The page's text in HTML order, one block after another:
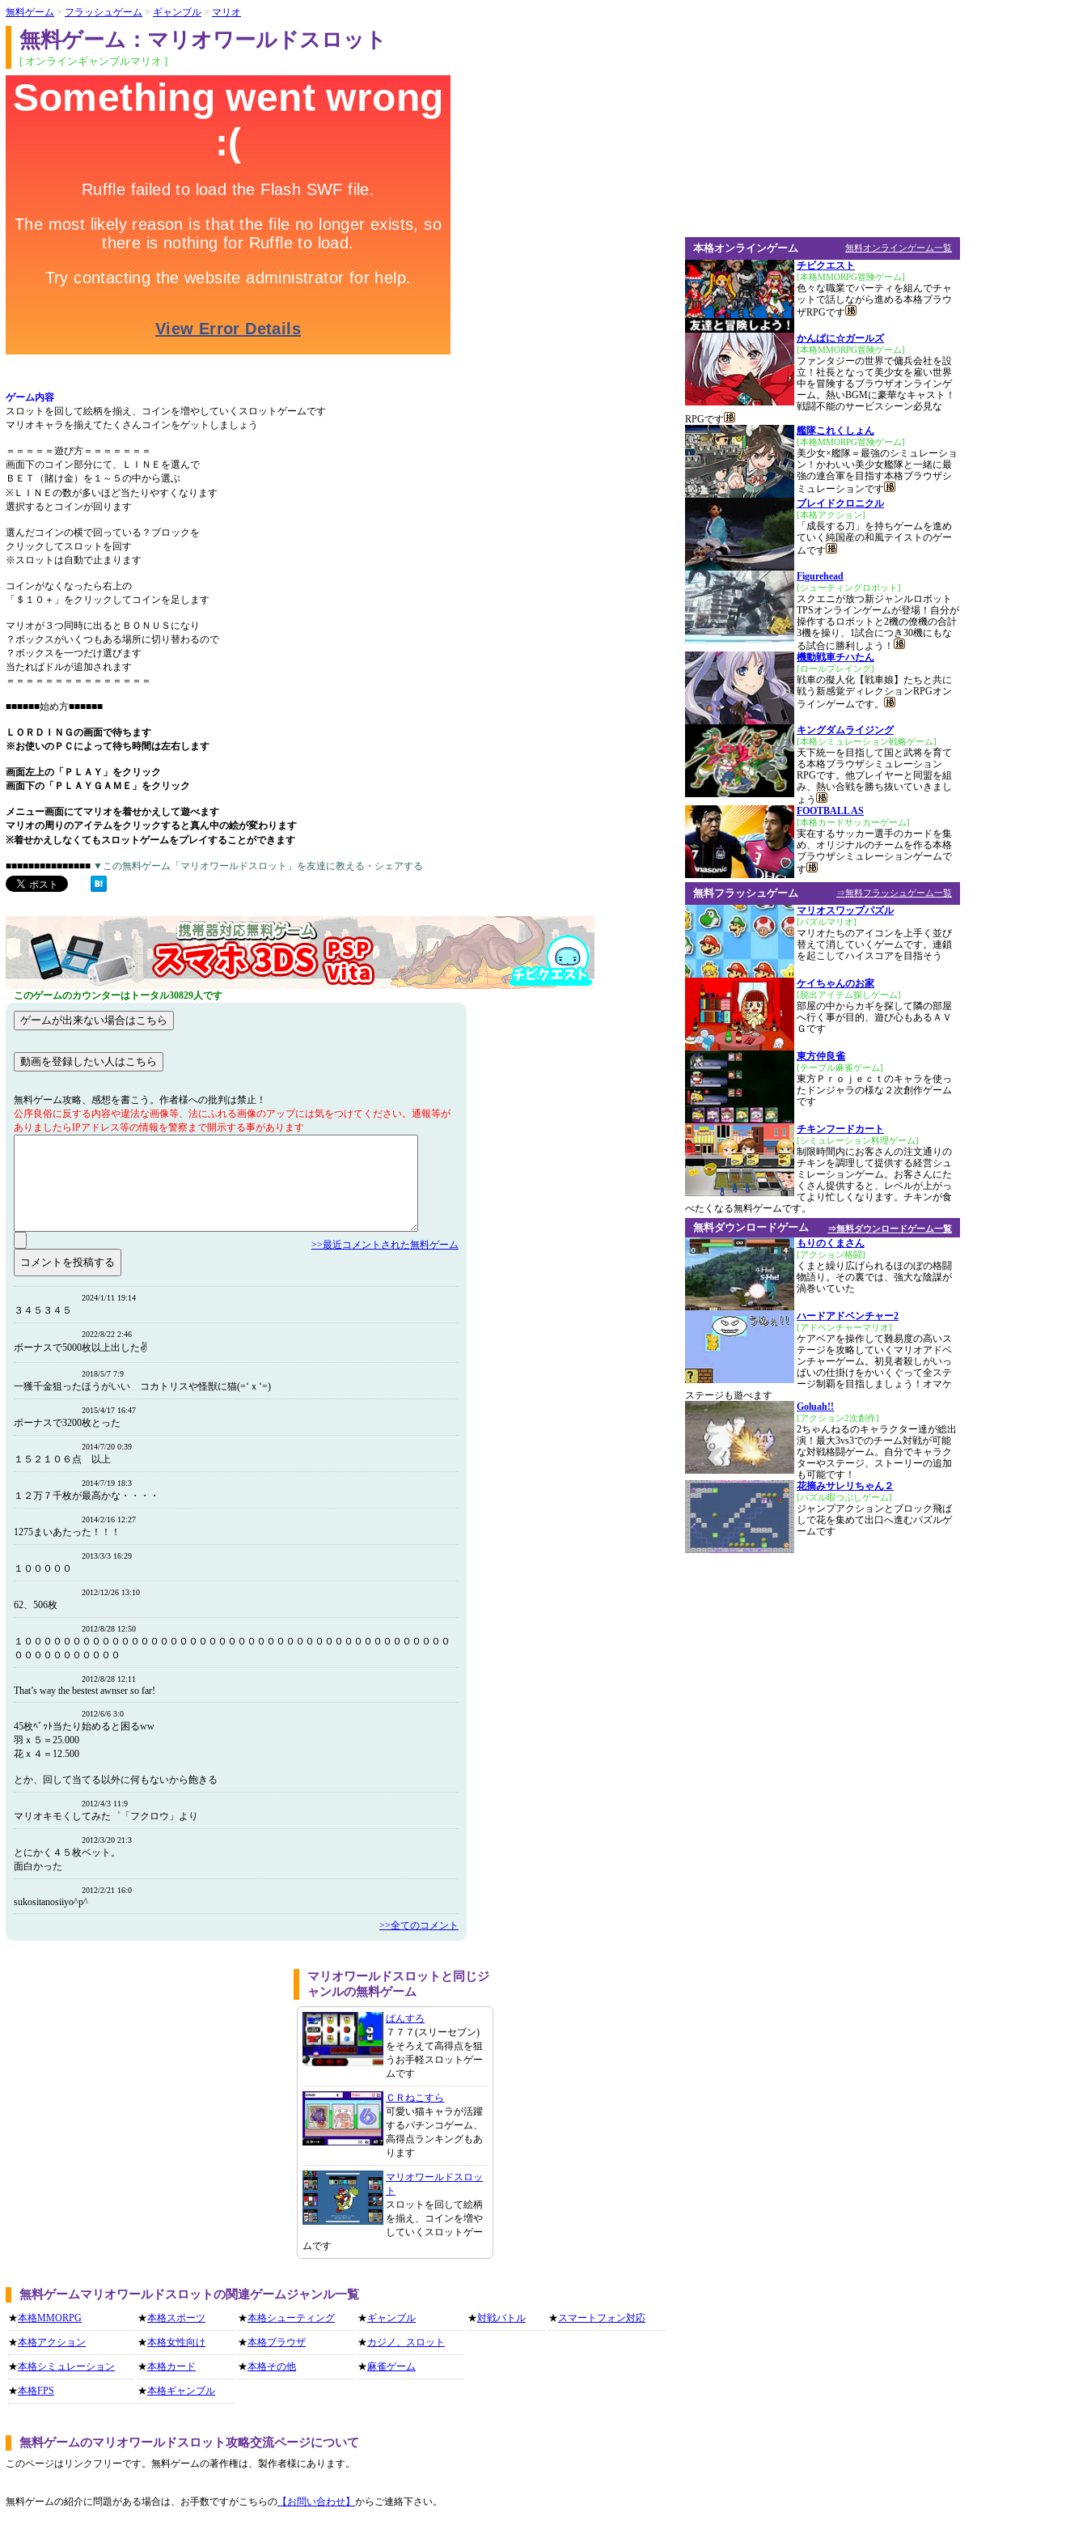
無料ゲーム > フラッシュゲーム > ギャンブル > マリオ
無料ゲーム：マリオワールドスロット
[ オンラインギャンブルマリオ ]
ゲーム内容
スロットを回して絵柄を揃え、コインを増やしていくスロットゲームです
マリオキャラを揃えてたくさんコインをゲットしましょう
＝＝＝＝＝遊び方＝＝＝＝＝＝＝
画面下のコイン部分にて、ＬＩＮＥを選んで
ＢＥＴ（賭け金）を１～５の中から選ぶ
※ＬＩＮＥの数が多いほど当たりやすくなります
選択するとコインが回ります
選んだコインの横で回っている？ブロックを
クリックしてスロットを回す
※スロットは自動で止まります
コインがなくなったら右上の
「＄１０＋」をクリックしてコインを足します
マリオが３つ同時に出るとＢＯＮＵＳになり
？ボックスがいくつもある場所に切り替わるので
？ボックスを一つだけ選びます
当たればドルが追加されます
＝＝＝＝＝＝＝＝＝＝＝＝＝＝＝
■■■■■■始め方■■■■■■
ＬＯＲＤＩＮＧの画面で待ちます
※お使いのＰＣによって待ち時間は左右します
画面左上の「ＰＬＡＹ」をクリック
画面下の「ＰＬＡＹＧＡＭＥ」をクリック
メニュー画面にてマリオを着せかえして遊べます
マリオの周りのアイテムをクリックすると真ん中の絵が変わります
※着せかえしなくてもスロットゲームをプレイすることができます
■■■■■■■■■■■■■■■ ▼この無料ゲーム「マリオワールドスロット」を友達に教える・シェアする
このゲームのカウンターはトータル30829人です
無料ゲーム攻略、感想を書こう。作者様への批判は禁止！
公序良俗に反する内容や違法な画像等、法にふれる画像のアップには気をつけてください。通報等が
ありましたらIPアドレス等の情報を警察まで開示する事があります
>>最近コメントされた無料ゲーム
2024/1/11 19:14
３４５３４５
2022/8/22 2:46
ボーナスで5000枚以上出した✌
2018/5/7 7:9
一獲千金狙ったほうがいい コカトリスや怪獣に猫(=‘ｘ‘=)
2015/4/17 16:47
ボーナスで3200枚とった
2014/7/20 0:39
１５２１０６点 以上
2014/7/19 18:3
１２万７千枚が最高かな・・・・
2014/2/16 12:27
1275まいあたった！！！
2013/3/3 16:29
１０００００
2012/12/26 13:10
62、506枚
2012/8/28 12:50
１００００００００００００００００００００００００００００００００００００００００００００
０００００００００００
2012/8/28 12:11
That’s way the bestest awnser so far!
2012/6/6 3:0
45枚ﾍﾞｯﾄ当たり始めると困るww
羽ｘ５＝25.000
花ｘ４＝12.500
とか、回して当てる以外に何もないから飽きる
2012/4/3 11:9
マリオキモくしてみた゜「フクロウ」より
2012/3/20 21:3
とにかく４５枚ベット。
面白かった
2012/2/21 16:0
sukositanosiiyo^p^
>>全てのコメント
マリオワールドスロットと同じジ
ャンルの無料ゲーム
ぱんすろ
７７７(スリーセブン)
をそろえて高得点を狙
うお手軽スロットゲー
ムです
ＣＲねこすら
可愛い猫キャラが活躍
するパチンコゲーム、
高得点ランキングもあ
ります
マリオワールドスロッ
ト
スロットを回して絵柄
を揃え、コインを増や
していくスロットゲー
ムです
無料ゲームマリオワールドスロットの関連ゲームジャンル一覧
★本格MMORPG
★本格アクション
★本格シミュレーション
★本格FPS
★本格スポーツ
★本格女性向け
★本格カード
★本格ギャンブル
★本格シューティング
★本格ブラウザ
★本格その他
★ギャンブル
★カジノ、スロット
★麻雀ゲーム
★対戦バトル ★スマートフォン対応
無料ゲームのマリオワールドスロット攻略交流ページについて
このページはリンクフリーです。無料ゲームの著作権は、製作者様にあります。
無料ゲームの紹介に問題がある場合は、お手数ですがこちらの 【お問い合わせ】 からご連絡下さい。
無料オンラインゲーム一覧
本格オンラインゲーム
チビクエスト
[本格MMORPG冒険ゲーム]
色々な職業でパーティを組んでチャ
ットで話しながら進める本格ブラウ
ザRPGです
かんぱに☆ガールズ
[本格MMORPG冒険ゲーム]
ファンタジーの世界で傭兵会社を設
立！社長となって美少女を雇い世界
中を冒険するブラウザオンラインゲ
ーム。熱いBGMに豪華なキャスト！
戦闘不能のサービスシーン必見な
RPGです
艦隊これくしょん
[本格MMORPG冒険ゲーム]
美少女×艦隊＝最強のシミュレーショ
ン！かわいい美少女艦隊と一緒に最
強の連合軍を目指す本格ブラウザシ
ミュレーションです
ブレイドクロニクル
[本格アクション]
「成長する刀」を持ちゲームを進め
ていく純国産の和風テイストのゲー
ムです
Figurehead
[シューティングロボット]
スクエニが放つ新ジャンルロボット
TPSオンラインゲームが登場！自分が
操作するロボットと2機の僚機の合計
3機を操り、1試合につき30機にもな
る試合に勝利しよう！
機動戦車チハたん
[ロールプレイング]
戦車の擬人化【戦車娘】たちと共に
戦う新感覚ディレクションRPGオン
ラインゲームです。
キングダムライジング
[本格シミュレーション戦略ゲーム]
天下統一を目指して国と武将を育て
る本格ブラウザシミュレーション
RPGです。他プレイヤーと同盟を組
み、熱い合戦を勝ち抜いていきまし
ょう
FOOTBALL AS
[本格カードサッカーゲーム]
実在するサッカー選手のカードを集
め、オリジナルのチームを作る本格
ブラウザシミュレーションゲームで
す
⇒無料フラッシュゲーム一覧
無料フラッシュゲーム
マリオスワップパズル
[パズルマリオ]
マリオたちのアイコンを上手く並び
替えて消していくゲームです。連鎖
を起こしてハイスコアを目指そう
ケイちゃんのお家
[脱出アイテム探しゲーム]
部屋の中からカギを探して隣の部屋
へ行く事が目的、遊び心もあるＡＶ
Ｇです
東方仲良雀
[テーブル麻雀ゲーム]
東方Ｐｒｏｊｅｃｔのキャラを使っ
たドンジャラの様な２次創作ゲーム
です
チキンフードカート
[シミュレーション料理ゲーム]
制限時間内にお客さんの注文通りの
チキンを調理して提供する経営シュ
ミレーションゲーム。お客さんにた
くさん提供すると、レベルが上がっ
てより忙しくなります。チキンが食
べたくなる無料ゲームです。
⇒無料ダウンロードゲーム一覧
無料ダウンロードゲーム
もりのくまさん
[アクション格闘]
くまと繰り広げられるほのぼの格闘
物語り。その裏では、強大な陰謀が
渦巻いていた
ハードアドベンチャー2
[アドベンチャーマリオ]
ケアベアを操作して難易度の高いス
テージを攻略していくマリオアドベ
ンチャーゲーム。初見者殺しがいっ
ぱいの仕掛けをかいくぐって全ステ
ージ制覇を目指しましょう！オマケ
ステージも遊べます
Goluah!!
[アクション2次創作]
2ちゃんねるのキャラクター達が総出
演！最大3vs3でのチーム対戦が可能
な対戦格闘ゲーム。自分でキャラク
ターやステージ、ストーリーの追加
も可能です！
花摘みサレリちゃん２
[パズル暇つぶしゲーム]
ジャンプアクションとブロック飛ば
しで花を集めて出口へ進むパズルゲ
ームです